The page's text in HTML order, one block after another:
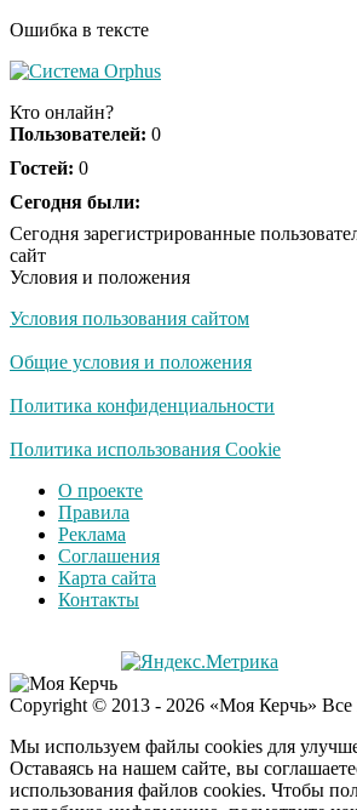
Королева вагона
Ошибка в тексте
Кто онлайн?
Пользователей: 0
Гостей: 0
Сегодня были:
Сегодня зарегистрированные
сайт
Условия и положения
Условия пользования сайтом
Общие условия и положения
Политика конфиденциальности
Политика использования Cookie
О проекте
Правила
Реклама
Соглашения
Карта сайта
Контакты
Copyright © 2013 - 2026 «Моя Керчь»
Мы используем файлы cookies для
Оставаясь на нашем сайте, вы
использования файлов cookies. Чтобы